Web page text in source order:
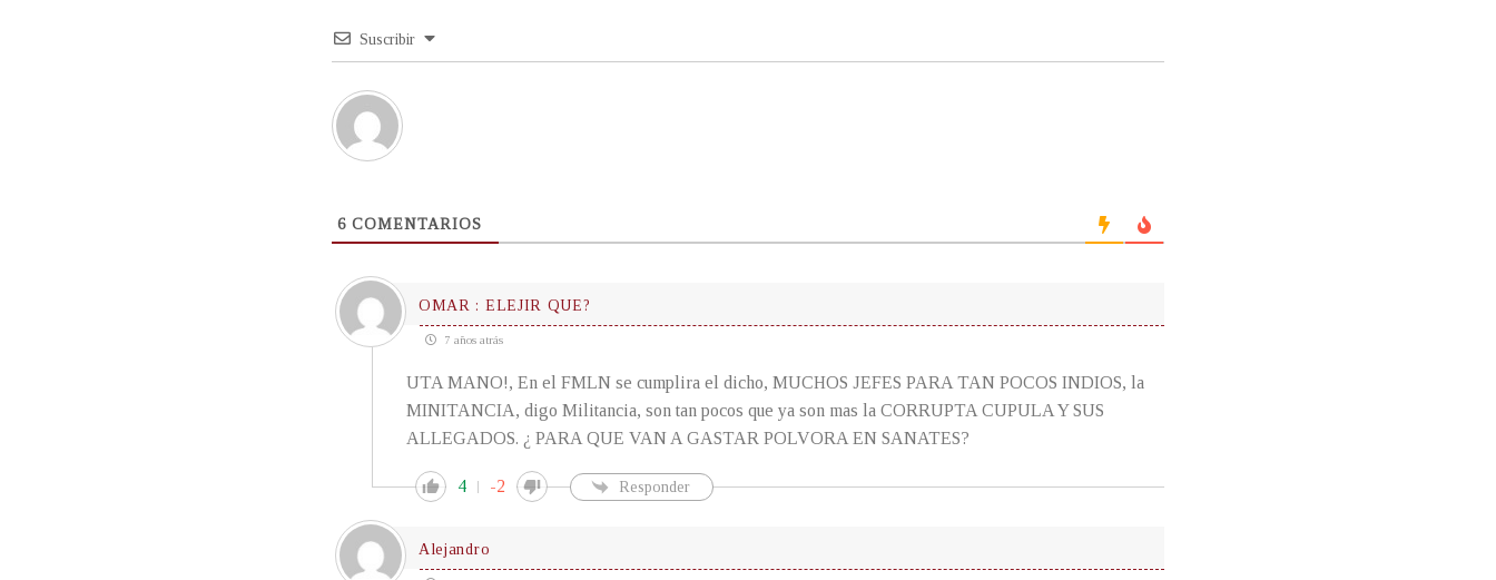
Suscribir
6 COMENTARIOS
OMAR : ELEJIR QUE?
7 años atrás
UTA MANO!, En el FMLN se cumplira el dicho, MUCHOS JEFES PARA TAN POCOS INDIOS, la
MINITANCIA, digo Militancia, son tan pocos que ya son mas la CORRUPTA CUPULA Y SUS
ALLEGADOS. ¿ PARA QUE VAN A GASTAR POLVORA EN SANATES?
4 -2 Responder
Alejandro